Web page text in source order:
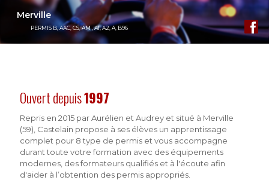
Merville
PERMIS B, AAC, CS, AM , A1, A2, A, B96
Ouvert depuis1997
Repris en 2015 par Aurélien et Audrey et situé à Merville
(59), Castelain propose à ses élèves un apprentissage
complet pour 8 type de permis et vous accompagne
durant toute votre formation avec des équipements
modernes, des formateurs qualifiés et à l'écoute afin
d'aider à l’obtention des permis appropriés.